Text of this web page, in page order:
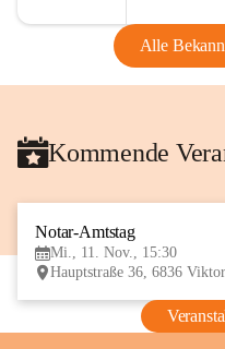
Alle
Kommende
Notar-Amtstag
Mi., 11. Nov., 15:30
Hauptstraße 36, 6836